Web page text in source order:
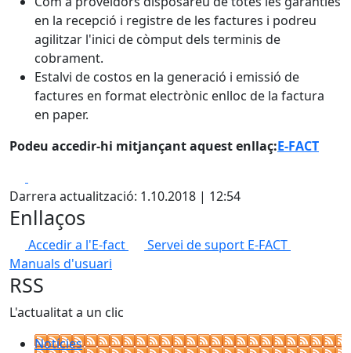
en la recepció i registre de les factures i podreu
agilitzar l'inici de còmput dels terminis de
cobrament.
Estalvi de costos en la generació i emissió de
factures en format electrònic enlloc de la factura
en paper.
Podeu accedir-hi mitjançant aquest enllaç:E-FACT
Darrera actualització: 1.10.2018 | 12:54
Enllaços
Accedir a l'E-fact
Servei de suport E-FACT
Manuals d'usuari
RSS
L'actualitat a un clic
Notícies